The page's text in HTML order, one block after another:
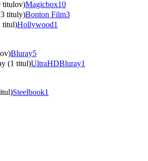
titulov)Magicbox10
tituly)Bonton Film3
titul)Hollywood1
Bluray5
(1 titul)UltraHDBluray1
Steelbook1